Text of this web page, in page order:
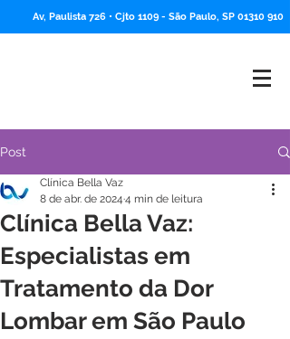
Av, Paulista 726 • Cjto 1109 - São Paulo, SP 01310 910
Post
Clínica Bella Vaz:
Especialistas em
Tratamento da Dor
Lombar em São Paulo
Clínica Bella Vaz
8 de abr. de 2024 4 min de leitura